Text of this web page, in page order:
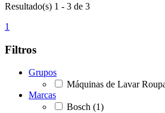
Resultado(s) 1 - 3 de 3
1
Filtros
Grupos
Máquinas de Lavar
Marcas
Bosch (1)